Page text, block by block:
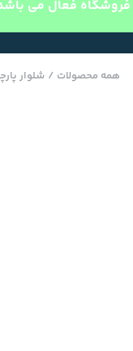
فروشگاه فعال می
همه محصولات / شلوار